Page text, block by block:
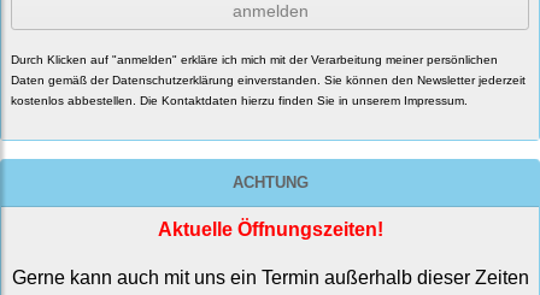
anmelden
Durch Klicken auf "anmelden" erkläre ich mich mit der Verarbeitung meiner persönlichen
Daten gemäß der Datenschutzerklärung einverstanden. Sie können den Newsletter jederzeit
kostenlos abbestellen. Die Kontaktdaten hierzu finden Sie in unserem Impressum.
ACHTUNG
Aktuelle Öffnungszeiten!
Gerne kann auch mit uns ein Termin außerhalb dieser Zeiten